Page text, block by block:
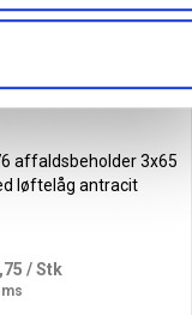
affaldsbeholder 3x65
løftelåg antracit
/ Stk